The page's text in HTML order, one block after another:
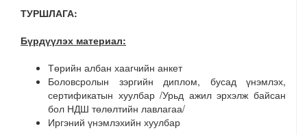
ТУРШЛАГА:
Бүрдүүлэх материал:
Төрийн албан хаагчийн анкет
Боловсролын зэргийн диплом, бусад үнэмлэх,
сертификатын хуулбар /Урьд ажил эрхэлж байсан
бол НДШ төлөлтийн лавлагаа/
Иргэний үнэмлэхийн хуулбар